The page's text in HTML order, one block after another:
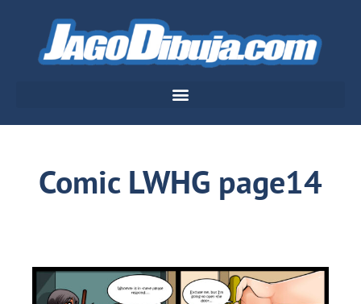
Comic LWHG page14